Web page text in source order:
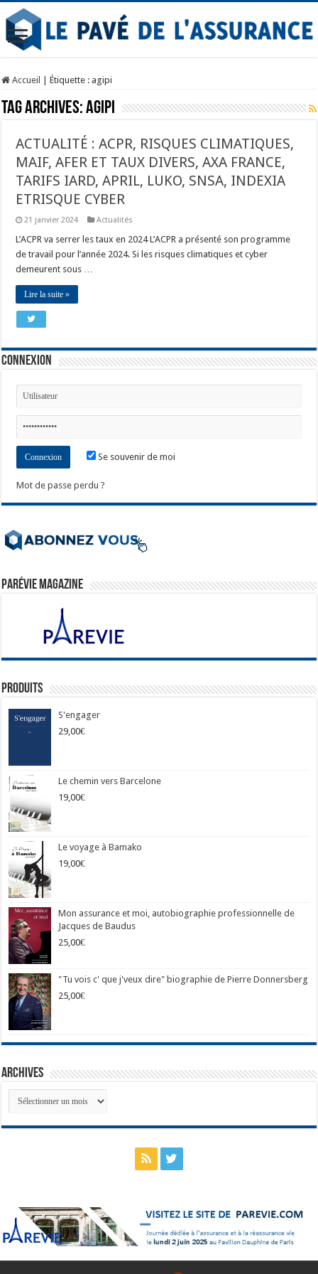
Accueil Étiquette : agipi
Tag Archives:agipi
ACTUALITÉ : ACPR, RISQUES CLIMATIQUES,
MAIF, AFER ET TAUX DIVERS, AXA FRANCE,
TARIFS IARD, APRIL, LUKO, SNSA, INDEXIA
ETRISQUE CYBER
21 janvier 2024 Actualités
L’ACPR va serrer les taux en 2024 L’ACPR a présenté son programme
de travail pour l’année 2024. Si les risques climatiques et cyber
demeurent sous …
Lire la suite »
Connexion
Se souvenir de moi
Mot de passe perdu ?
ParéVie Magazine
Produits
S'engager
29,00€
Le chemin vers Barcelone
19,00€
Le voyage à Bamako
19,00€
Mon assurance et moi, autobiographie professionnelle de
Jacques de Baudus
25,00€
"Tu vois c' que j'veux dire" biographie de Pierre Donnersberg
25,00€
Archives
Archives